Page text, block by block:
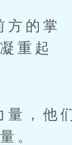
的掌
重起
，他
。